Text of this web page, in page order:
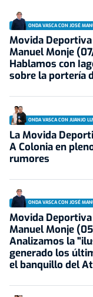
ONDA VASCA CON JOSÉ
Movida Deportiva
Manuel Monje
Hablamos con
sobre la portería
ONDA VASCA CON JUANJO
La Movida
A Colonia en
rumores
ONDA VASCA CON JOSÉ
Movida Deportiva
Manuel Monje
Analizamos la
generado los
el banquillo del